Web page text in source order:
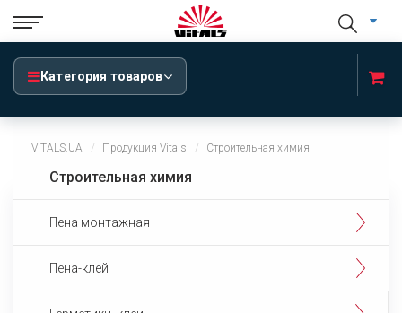
Категория товаров
VITALS.UA Продукция Vitals Строительная химия
Строительная химия
Пена монтажная
Пена-клей